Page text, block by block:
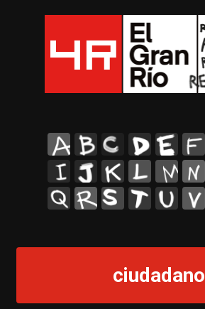
A B C D E F
I
J K L M N
ciudadano